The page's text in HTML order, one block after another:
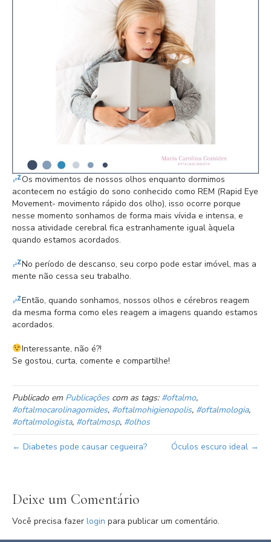
Os movimentos de nossos olhos enquanto dormimos
acontecem no estágio do sono conhecido como REM (Rapid Eye
Movement- movimento rápido dos olho), isso ocorre porque
nesse momento sonhamos de forma mais vívida e intensa, e
nossa atividade cerebral fica estranhamente igual àquela
quando estamos acordados.⁣
No período de descanso, seu corpo pode estar imóvel, mas a
mente não cessa seu trabalho.⁣
Então, quando sonhamos, nossos olhos e cérebros reagem
da mesma forma como eles reagem a imagens quando estamos
acordados.⁣
Interessante, não é?! ⁣
Se gostou, curta, comente e compartilhe!
Publicado em Publicações com as tags: #oftalmo,
#oftalmocarolinagomides, #oftalmohigienopolis, #oftalmologia,
#oftalmologista, #oftalmosp, #olhos
← Diabetes pode causar cegueira? Óculos escuro ideal →
Deixe um Comentário
Você precisa fazer login para publicar um comentário.